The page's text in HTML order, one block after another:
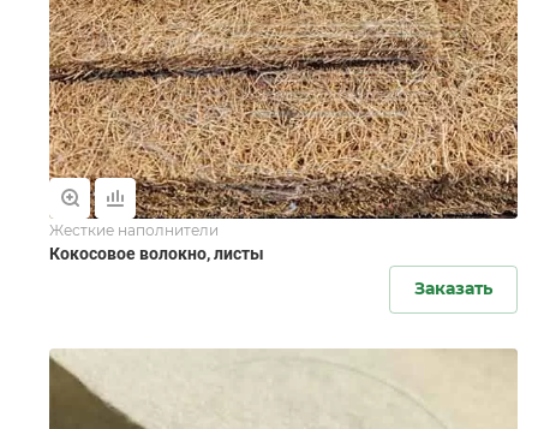
Жесткие наполнители
Кокосовое волокно, листы
Заказать